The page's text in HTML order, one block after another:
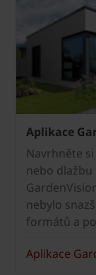
Aplikace
Navrhněte
nebo
nebylo
formátů a
Aplikace